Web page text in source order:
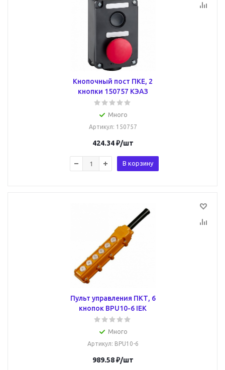
Кнопочный пост ПКЕ, 2
кнопки 150757 КЭАЗ
Много
Артикул: 150757
424.34₽/шт
В корзину
Пульт управления ПКТ, 6
кнопок BPU10-6 IEK
Много
Артикул: BPU10-6
989.58₽/шт